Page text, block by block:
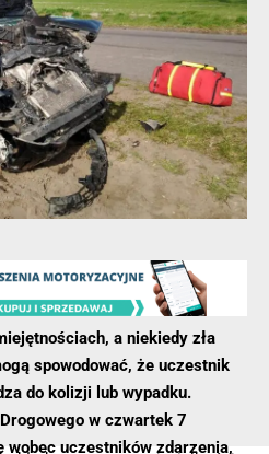
a niekiedy zła
spowodować, że uczestnik
do kolizji lub wypadku.
w czwartek 7
wobec uczestników zdarzenia,